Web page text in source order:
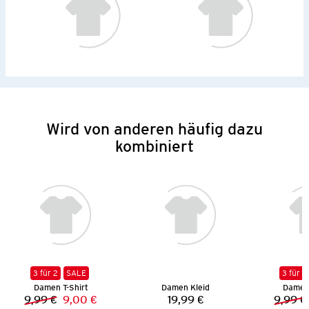
Wird von anderen häufig dazu
kombiniert
3 für 2
SALE
Damen T-Shirt
Vorheriger Preis:
9,99 € Neuer Preis:
9,00 €
Damen Kleid
Preis:
19,99 €
3 für 2
9,99 €